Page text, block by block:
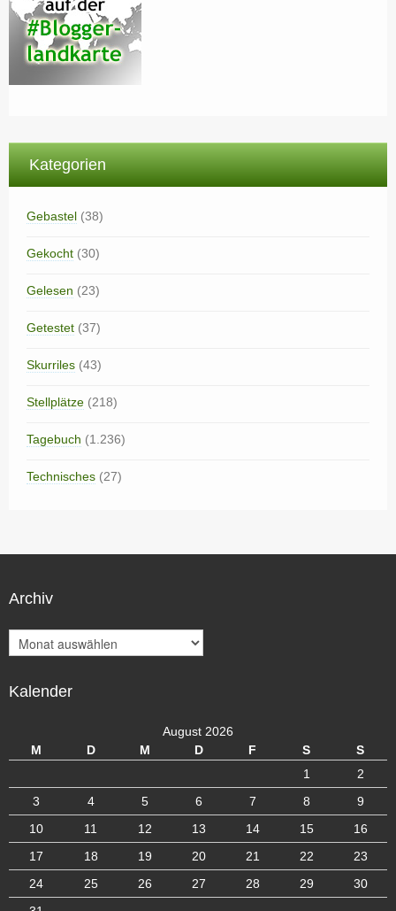
Kategorien
Gebastel (38)
Gekocht (30)
Gelesen (23)
Getestet (37)
Skurriles (43)
Stellplätze (218)
Tagebuch (1.236)
Technisches (27)
Archiv
r
h
Kalender
August 2026
M
D M D F S
S
1
2
3
4 5 6 7 8
9
10
11 12 13 14 15
16
17
18 19 20 21 22
23
24
25 26 27 28 29
30